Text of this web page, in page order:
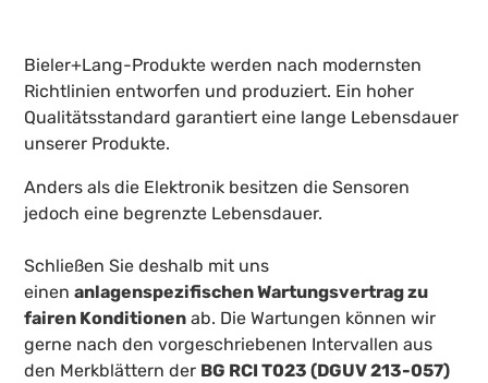
Bieler+Lang-Produkte werden nach modernsten
Richtlinien entworfen und produziert. Ein hoher
Qualitätsstandard garantiert eine lange Lebensdauer
unserer Produkte.
Anders als die Elektronik besitzen die Sensoren
jedoch eine begrenzte Lebensdauer.
Schließen Sie deshalb mit uns
einenanlagenspezifischen Wartungsvertrag zu
fairen Konditionen ab. Die Wartungen können wir
gerne nach den vorgeschriebenen Intervallen aus
den Merkblättern der BG RCI T023 (DGUV 213-057)